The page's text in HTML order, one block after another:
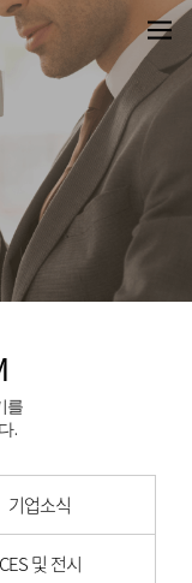
를
.
기업소식
CES 및 전시